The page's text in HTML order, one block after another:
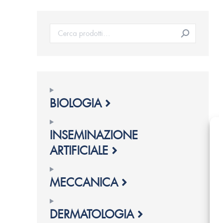
BIOLOGIA
INSEMINAZIONE
ARTIFICIALE
MECCANICA
DERMATOLOGIA